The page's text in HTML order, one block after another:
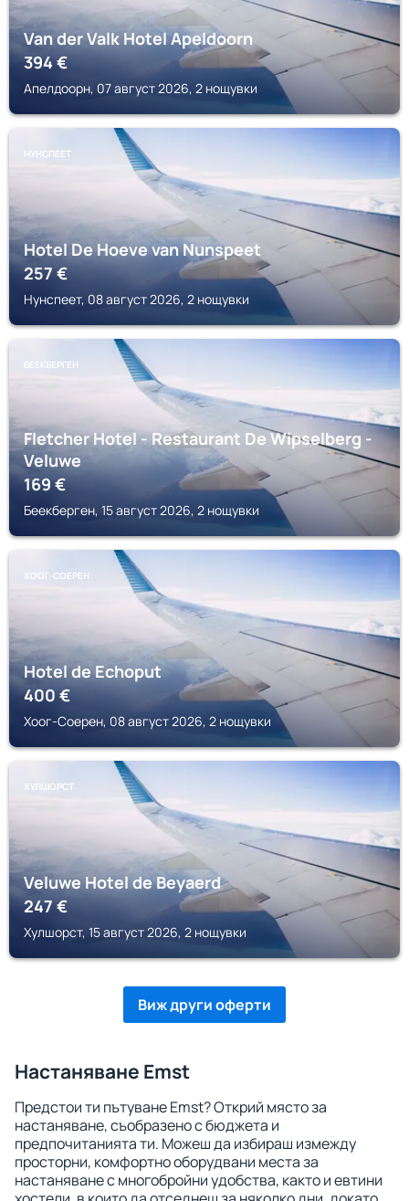
Van der Valk Hotel Apeldoorn
394€
Апелдоорн, 07 август 2026, 2 нощувки
НУНСПЕЕТ
Hotel De Hoeve van Nunspeet
257€
Нунспеет, 08 август 2026, 2 нощувки
БЕЕКБЕРГЕН
Fletcher Hotel - Restaurant De Wipselberg -
Veluwe
169€
Беекберген, 15 август 2026, 2 нощувки
ХООГ-СОЕРЕН
Hotel de Echoput
400€
Хоог-Соерен, 08 август 2026, 2 нощувки
ХУЛШОРСТ
Veluwe Hotel de Beyaerd
247€
Хулшорст, 15 август 2026, 2 нощувки
Виж други оферти
Настаняване Emst
Предстои ти пътуване Emst? Открий място за
настаняване, съобразено с бюджета и
предпочитанията ти. Можеш да избираш измежду
просторни, комфортно оборудвани места за
настаняване с многобройни удобства, както и евтини